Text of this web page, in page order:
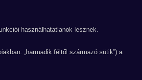
használhatatlanok lesznek.
„harmadik féltől származó sütik”) a